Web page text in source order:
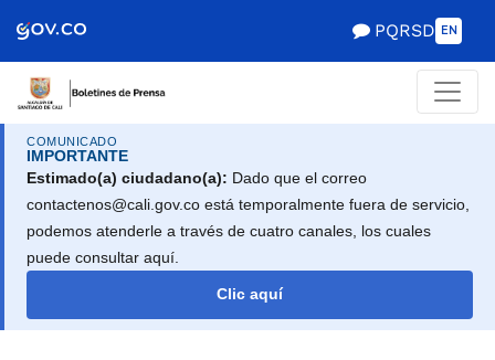
PQRSD EN
COMUNICADO
IMPORTANTE
Estimado(a) ciudadano(a): Dado que el correo
contactenos@cali.gov.co está temporalmente fuera de servicio,
podemos atenderle a través de cuatro canales, los cuales
puede consultar aquí.
Clic aquí